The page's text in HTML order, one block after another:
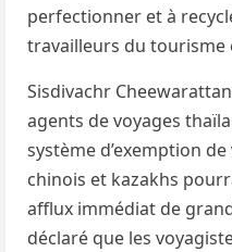
perfectionner et à
travailleurs du tourisme
Sisdivachr
agents de voyages
système d’exemption
chinois et kazakhs
afflux immédiat de
déclaré que les